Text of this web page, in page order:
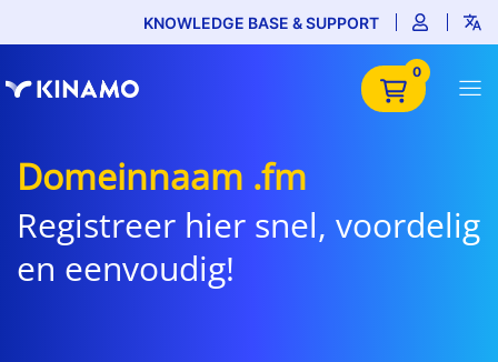
KNOWLEDGE BASE & SUPPORT
0
Domeinnaam .fm
Registreer hier snel, voordelig
en eenvoudig!